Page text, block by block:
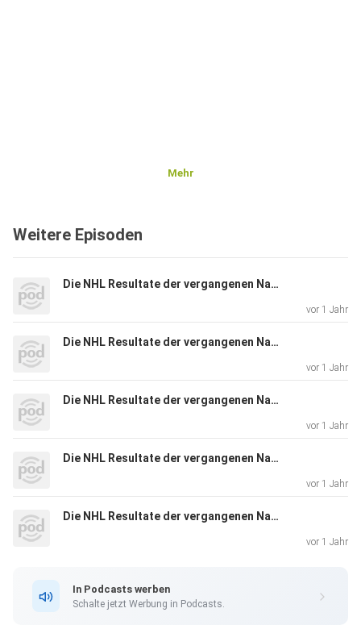
Mehr
Weitere Episoden
Die NHL Resultate der vergangenen Nacht (2025-06-29)
vor 1 Jahr
Die NHL Resultate der vergangenen Nacht (2025-06-28)
vor 1 Jahr
Die NHL Resultate der vergangenen Nacht (2025-06-27)
vor 1 Jahr
Die NHL Resultate der vergangenen Nacht (2025-06-26)
vor 1 Jahr
Die NHL Resultate der vergangenen Nacht (2025-06-25)
vor 1 Jahr
In Podcasts werben
Schalte jetzt Werbung in Podcasts.